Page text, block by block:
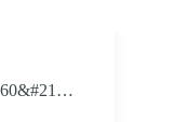
60&#21…